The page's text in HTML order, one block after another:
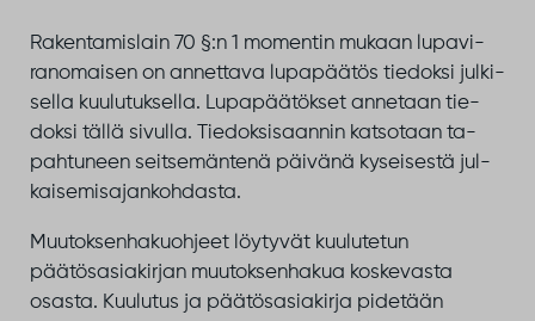
Ra­ken­ta­mis­lain 70 §:n 1 mo­men­tin mu­kaan lu­pa­vi­
ran­omai­sen on an­net­ta­va lu­pa­pää­tös tie­dok­si jul­ki­
sel­la kuu­lu­tuk­sel­la. Lu­pa­pää­tök­set an­ne­taan tie­
dok­si täl­lä si­vul­la. Tie­dok­si­saan­nin kat­so­taan ta­
pah­tu­neen seit­se­män­te­nä päi­vä­nä ky­sei­ses­tä jul­
kai­se­mi­sa­jan­koh­das­ta.
Muutoksenhakuohjeet löytyvät kuulutetun
päätösasiakirjan muutoksenhakua koskevasta
osasta. Kuulutus ja päätösasiakirja pidetään